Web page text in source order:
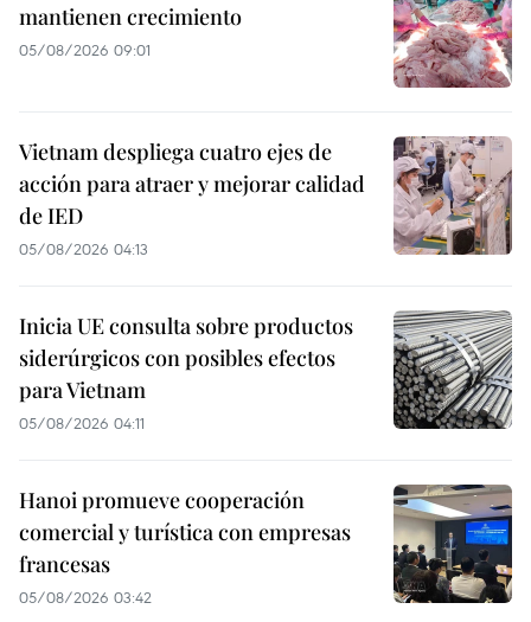
mantienen crecimiento
05/08/2026 09:01
Vietnam despliega cuatro ejes de
acción para atraer y mejorar calidad
de IED
05/08/2026 04:13
Inicia UE consulta sobre productos
siderúrgicos con posibles efectos
para Vietnam
05/08/2026 04:11
Hanoi promueve cooperación
comercial y turística con empresas
francesas
05/08/2026 03:42